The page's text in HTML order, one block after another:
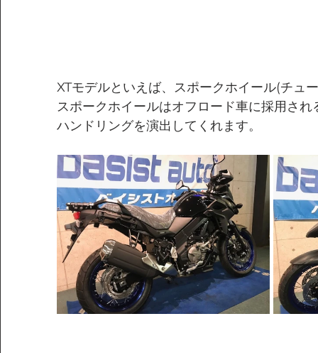
XTモデルといえば、スポークホイール(チュ
スポークホイールはオフロード車に採用さ
ハンドリングを演出してくれます。